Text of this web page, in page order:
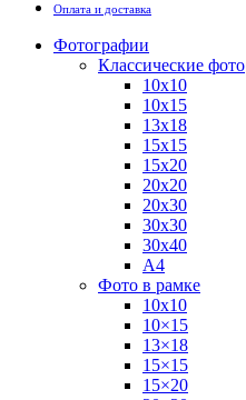
Оплата и доставка
Фотографии
Классические фото
10х10
10х15
13х18
15х15
15х20
20х20
20х30
30х30
30х40
А4
Фото в рамке
10х10
10×15
13×18
15×15
15×20